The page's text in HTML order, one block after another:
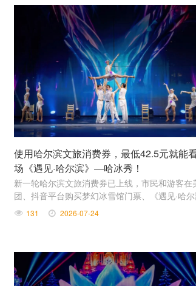
使用哈尔滨文旅消费券，最低42.5元就能
场《遇见·哈尔滨》—哈冰秀！
新一轮哈尔滨文旅消费券已上线，市民和游客在
团、抖音平台购买梦幻冰雪馆门票、《遇见·哈
—哈冰秀观演票均可参与满减。最低42.5元就能
场《遇见·哈尔滨—哈冰秀》，实打实的补贴，
131 2026-07-24